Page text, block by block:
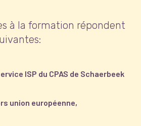
à la formation répondent
ISP du CPAS de Schaerbeek
union européenne,